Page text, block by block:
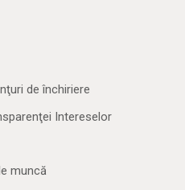
de închiriere
Intereselor
muncă